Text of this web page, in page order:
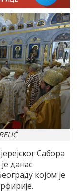
Сабора
данас
којом је